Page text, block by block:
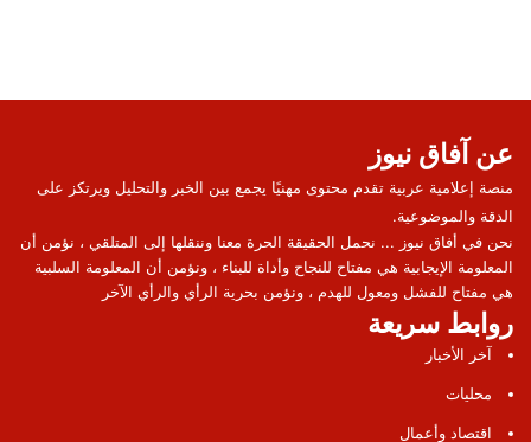
عن آفاق نيوز
منصة إعلامية عربية تقدم محتوى مهنيًا يجمع بين الخبر والتحليل ويرتكز على
الدقة والموضوعية.
نحن في أفاق نيوز ... نحمل الحقيقة الحرة معنا وننقلها إلى المتلقي ، نؤمن أن
المعلومة الإيجابية هي مفتاح للنجاح وأداة للبناء ، ونؤمن أن المعلومة السلبية
هي مفتاح للفشل ومعول للهدم ، ونؤمن بحرية الرأي والرأي الآخر
روابط سريعة
آخر الأخبار
محليات
اقتصاد وأعمال